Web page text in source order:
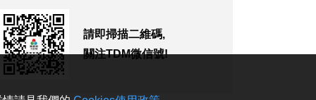
富文旅體驗
2026-08-08 16:10
治安警雷霆行動截6車
請即掃描二維碼,
關注TDM微信號!